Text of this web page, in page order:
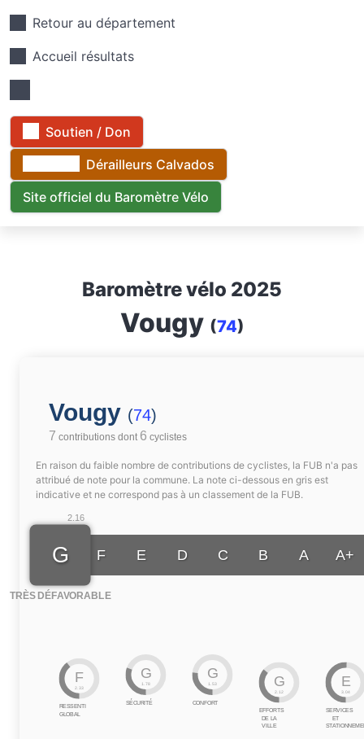
Retour au département
Accueil résultats
Soutien / Don
Dérailleurs Calvados
Site officiel du Baromètre Vélo
Baromètre vélo 2025
Vougy (74)
Vougy (74)
7 contributions dont 6 cyclistes
En raison du faible nombre de contributions de cyclistes, la FUB n'a pas
attribué de note pour la commune. La note ci-dessous en gris est
indicative et ne correspond pas à un classement de la FUB.
2.16
G
TRÈS DÉFAVORABLE
F E D C B A A+
F
2.33
RESSENTI
GLOBAL
G
1.78
SÉCURITÉ
G
1.53
CONFORT
G
2.12
EFFORTS
DE LA
VILLE
E
3.04
SERVICES
ET